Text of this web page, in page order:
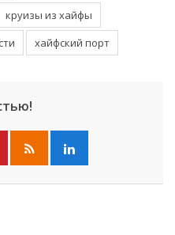
круизы из хайфы
хайфский порт